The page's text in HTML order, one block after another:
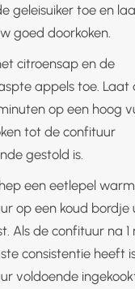
geleisuiker toe en
goed doorkoken.
citroensap en de
appels toe. Laat
op een hoog
tot de confituur
gestold is.
een eetlepel
op een koud bordje
Als de confituur na
consistentie heeft
voldoende